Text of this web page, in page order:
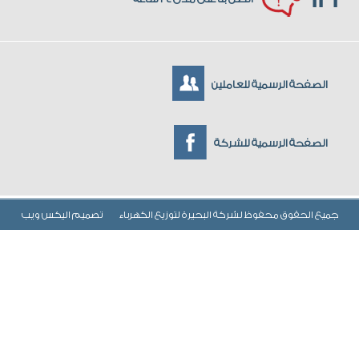
الصفحة الرسمية للعاملين
الصفحة الرسمية للشركة
جميع الحقوق محفوظ لشركة البحيرة لتوزيع الكهرباء تصميم اليكس ويب